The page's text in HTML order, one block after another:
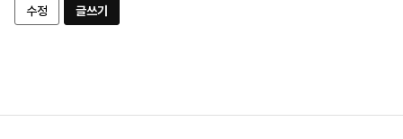
수정 글쓰기